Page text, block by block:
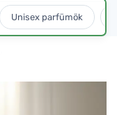
Unisex parfümök